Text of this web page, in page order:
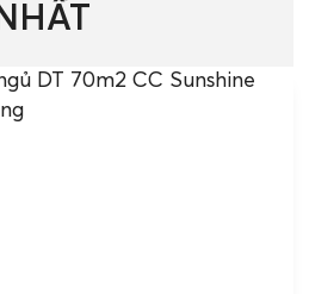
NHẤT